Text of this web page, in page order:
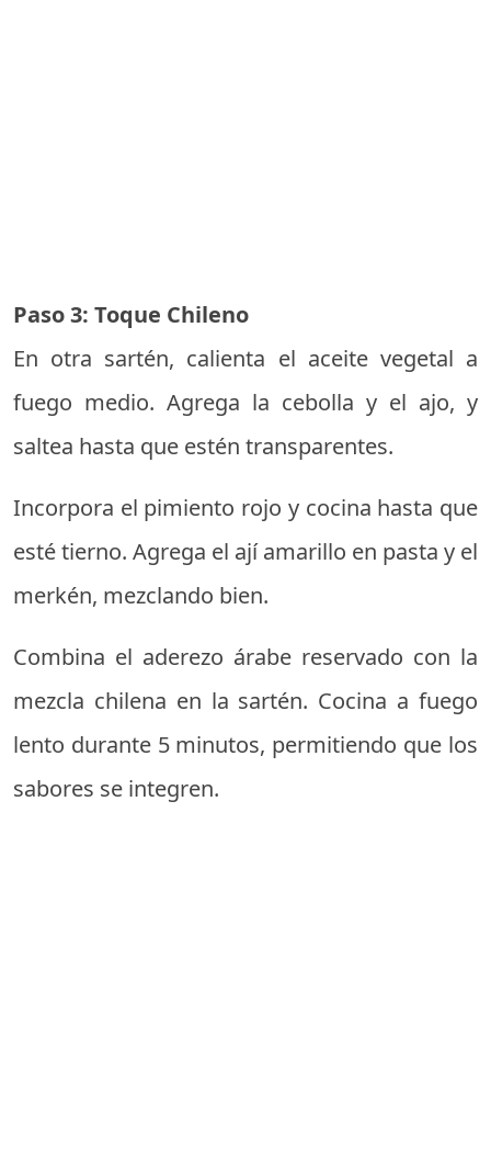
Paso 3: Toque Chileno
En otra sartén, calienta el aceite vegetal a
fuego medio. Agrega la cebolla y el ajo, y
saltea hasta que estén transparentes.
Incorpora el pimiento rojo y cocina hasta que
esté tierno. Agrega el ají amarillo en pasta y el
merkén, mezclando bien.
Combina el aderezo árabe reservado con la
mezcla chilena en la sartén. Cocina a fuego
lento durante 5 minutos, permitiendo que los
sabores se integren.